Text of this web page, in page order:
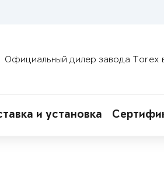
Официальный дилер завода Torex
и установка